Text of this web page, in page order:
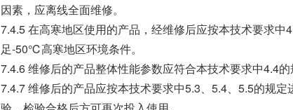
因素，应离线全面维修。
7.4.5 在高寒地区使用的产品，经维修后应按本技术要求中
足-50℃高寒地区环境条件。
7.4.6 维修后的产品整体性能参数应符合本技术要求中4.4的
7.4.7 维修后的产品应按本技术要求中5.3、5.4、5.5的规